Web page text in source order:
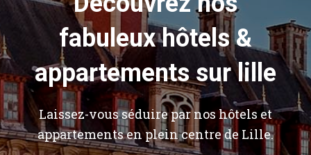
fabuleux hôtels &
appartements sur lille
Laissez-vous séduire par nos hôtels et
appartements en plein centre de Lille.